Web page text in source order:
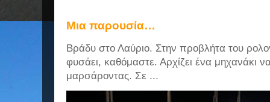
Μια παρουσία…
Βράδυ στο Λαύριο. Στην προβλήτα του
φυσάει, καθόμαστε. Αρχίζει ένα μηχανάκι
μαρσάροντας. Σε ...